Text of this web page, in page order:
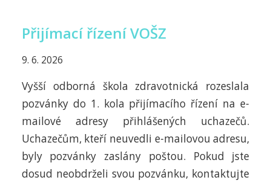
Přijímací řízení VOŠZ
9. 6. 2026
Vyšší odborná škola zdravotnická rozeslala
pozvánky do 1. kola přijímacího řízení na e-
mailové adresy přihlášených uchazečů.
Uchazečům, kteří neuvedli e-mailovou adresu,
byly pozvánky zaslány poštou. Pokud jste
dosud neobdrželi svou pozvánku, kontaktujte